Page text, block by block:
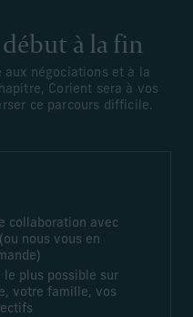
à la fin
aux négociations et à la
Corient sera à vos
ce parcours difficile.
collaboration avec
nous vous en
le plus possible sur
votre famille, vos